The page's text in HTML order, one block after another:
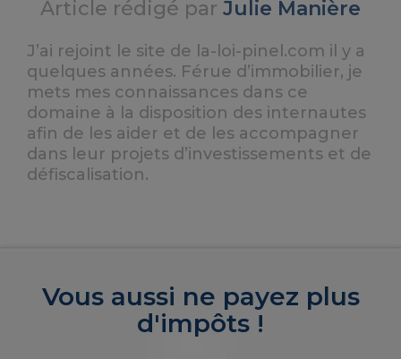
Article rédigé par Julie Manière
J’ai rejoint le site de la-loi-pinel.com il y a
quelques années. Férue d’immobilier, je
mets mes connaissances dans ce
domaine à la disposition des internautes
afin de les aider et de les accompagner
dans leur projets d’investissements et de
défiscalisation.
Vous aussi ne payez plus
d'impôts !